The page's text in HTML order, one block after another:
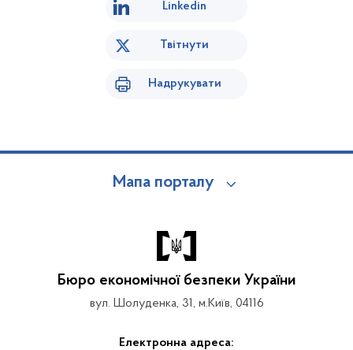
Linkedin
Твітнути
Надрукувати
Мапа порталу
Бюро економічної безпеки України
вул. Шолуденка, 31, м.Київ, 04116
Електронна адреса: